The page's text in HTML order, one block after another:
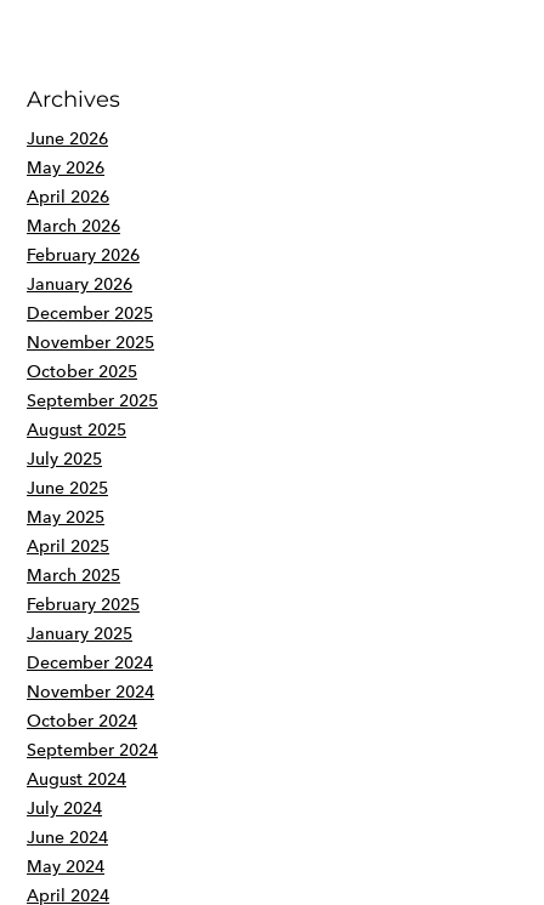
Archives
June 2026
May 2026
April 2026
March 2026
February 2026
January 2026
December 2025
November 2025
October 2025
September 2025
August 2025
July 2025
June 2025
May 2025
April 2025
March 2025
February 2025
January 2025
December 2024
November 2024
October 2024
September 2024
August 2024
July 2024
June 2024
May 2024
April 2024